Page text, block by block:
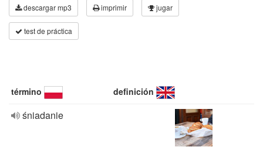
descargar mp3 imprimir jugar
test de práctica
término definición
śniadanie